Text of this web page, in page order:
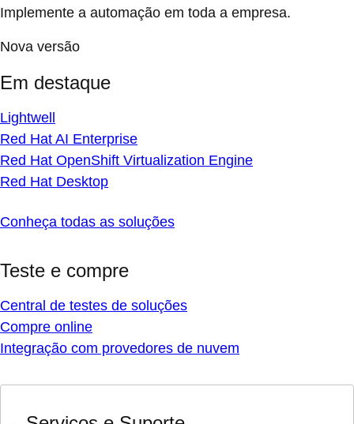
Implemente a automação em toda a empresa.
Nova versão
Em destaque
Lightwell
Red Hat AI Enterprise
Red Hat OpenShift Virtualization Engine
Red Hat Desktop
Conheça todas as soluções
Teste e compre
Central de testes de soluções
Compre online
Integração com provedores de nuvem